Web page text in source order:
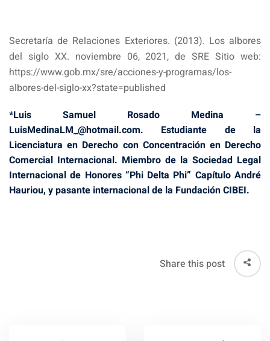
Secretaría de Relaciones Exteriores. (2013). Los albores
del siglo XX. noviembre 06, 2021, de SRE Sitio web:
https://www.gob.mx/sre/acciones-y-programas/los-
albores-del-siglo-xx?state=published
*Luis Samuel Rosado Medina –
LuisMedinaLM_@hotmail.com. Estudiante de la
Licenciatura en Derecho con Concentración en Derecho
Comercial Internacional. Miembro de la Sociedad Legal
Internacional de Honores “Phi Delta Phi” Capítulo André
Hauriou, y pasante internacional de la Fundación CIBEI.
Share this post